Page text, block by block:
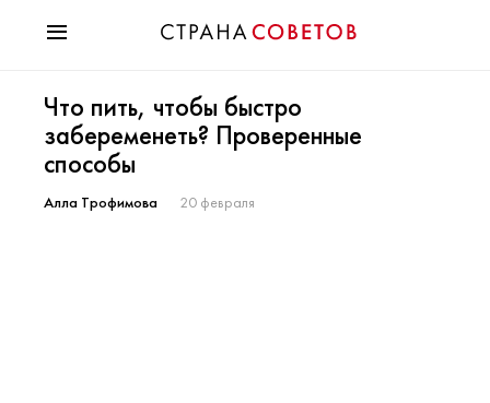
Мода
Звезды
Гороскопы
Здоровье
Что пить, чтобы быстро
забеременеть? Проверенные
способы
Алла Трофимова 20 февраля